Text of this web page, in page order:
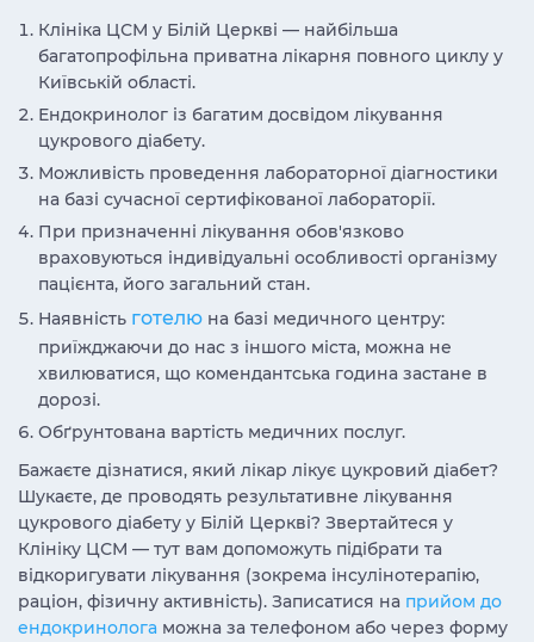
Клініка ЦСМ у Білій Церкві — найбільша
багатопрофільна приватна лікарня повного циклу у
Київській області.
Ендокринолог із багатим досвідом лікування
цукрового діабету.
Можливість проведення лабораторної діагностики
на базі сучасної сертифікованої лабораторії.
При призначенні лікування обов'язково
враховуються індивідуальні особливості організму
пацієнта, його загальний стан.
Наявність готелю на базі медичного центру:
приїжджаючи до нас з іншого міста, можна не
хвилюватися, що комендантська година застане в
дорозі.
Обґрунтована вартість медичних послуг.
Бажаєте дізнатися, який лікар лікує цукровий діабет?
Шукаєте, де проводять результативне лікування
цукрового діабету у Білій Церкві? Звертайтеся у
Клініку ЦСМ — тут вам допоможуть підібрати та
відкоригувати лікування (зокрема інсулінотерапію,
раціон, фізичну активність). Записатися на прийом до
ендокринолога можна за телефоном або через форму